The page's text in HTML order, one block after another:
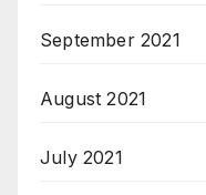
September 2021
August 2021
July 2021